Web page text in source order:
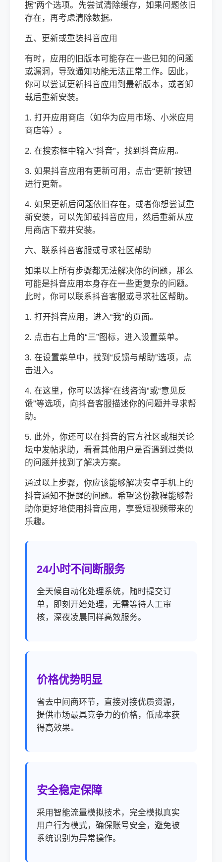
据”两个选项。先尝试清除缓存，如果问题依旧
存在，再考虑清除数据。
五、更新或重装抖音应用
有时，应用的旧版本可能存在一些已知的问题
或漏洞，导致通知功能无法正常工作。因此，
你可以尝试更新抖音应用到最新版本，或者卸
载后重新安装。
1. 打开应用商店（如华为应用市场、小米应用
商店等）。
2. 在搜索框中输入“抖音”，找到抖音应用。
3. 如果抖音应用有更新可用，点击“更新”按钮
进行更新。
4. 如果更新后问题依旧存在，或者你想尝试重
新安装，可以先卸载抖音应用，然后重新从应
用商店下载并安装。
六、联系抖音客服或寻求社区帮助
如果以上所有步骤都无法解决你的问题，那么
可能是抖音应用本身存在一些更复杂的问题。
此时，你可以联系抖音客服或寻求社区帮助。
1. 打开抖音应用，进入“我”的页面。
2. 点击右上角的“三”图标，进入设置菜单。
3. 在设置菜单中，找到“反馈与帮助”选项，点
击进入。
4. 在这里，你可以选择“在线咨询”或“意见反
馈”等选项，向抖音客服描述你的问题并寻求帮
助。
5. 此外，你还可以在抖音的官方社区或相关论
坛中发帖求助，看看其他用户是否遇到过类似
的问题并找到了解决方案。
通过以上步骤，你应该能够解决安卓手机上的
抖音通知不提醒的问题。希望这份教程能够帮
助你更好地使用抖音应用，享受短视频带来的
乐趣。
24小时不间断服务
全天候自动化处理系统，随时提交订
单，即刻开始处理，无需等待人工审
核，深夜凌晨同样高效服务。
价格优势明显
省去中间商环节，直接对接优质资源，
提供市场最具竞争力的价格，低成本获
得高效果。
安全稳定保障
采用智能流量模拟技术，完全模拟真实
用户行为模式，确保账号安全，避免被
系统识别为异常操作。